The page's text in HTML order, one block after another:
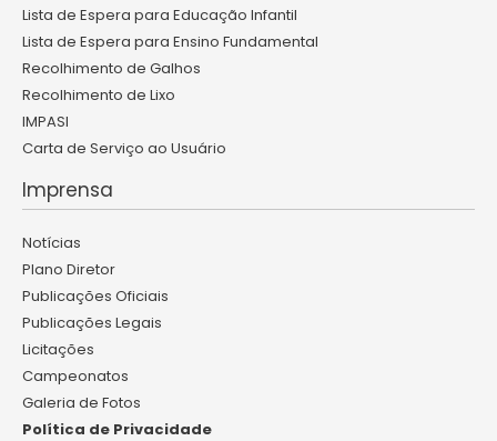
Lista de Espera para Educação Infantil
Lista de Espera para Ensino Fundamental
Recolhimento de Galhos
Recolhimento de Lixo
IMPASI
Carta de Serviço ao Usuário
Imprensa
Notícias
Plano Diretor
Publicações Oficiais
Publicações Legais
Licitações
Campeonatos
Galeria de Fotos
Política de Privacidade